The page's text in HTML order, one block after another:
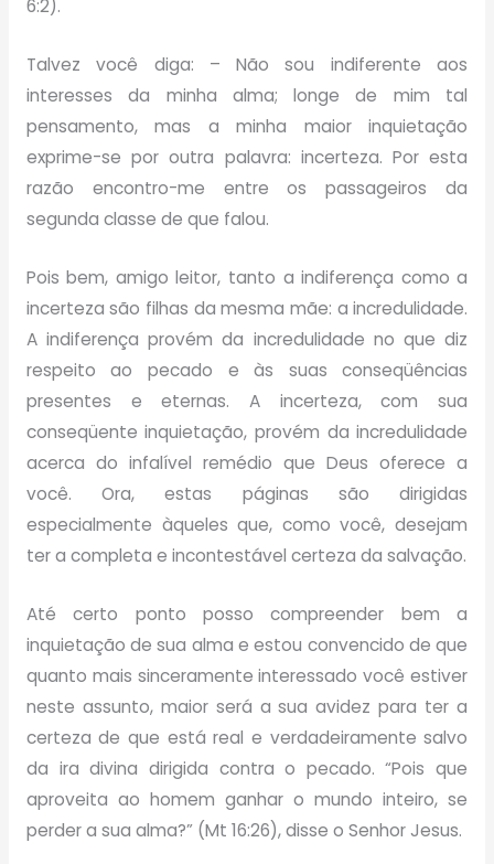
6:2).
Talvez você diga: – Não sou indiferente aos
interesses da minha alma; longe de mim tal
pensamento, mas a minha maior inquietação
exprime-se por outra palavra: incerteza. Por esta
razão encontro-me entre os passageiros da
segunda classe de que falou.
Pois bem, amigo leitor, tanto a indiferença como a
incerteza são filhas da mesma mãe: a incredulidade.
A indiferença provém da incredulidade no que diz
respeito ao pecado e às suas conseqüências
presentes e eternas. A incerteza, com sua
conseqüente inquietação, provém da incredulidade
acerca do infalível remédio que Deus oferece a
você. Ora, estas páginas são dirigidas
especialmente àqueles que, como você, desejam
ter a completa e incontestável certeza da salvação.
Até certo ponto posso compreender bem a
inquietação de sua alma e estou convencido de que
quanto mais sinceramente interessado você estiver
neste assunto, maior será a sua avidez para ter a
certeza de que está real e verdadeiramente salvo
da ira divina dirigida contra o pecado. “Pois que
aproveita ao homem ganhar o mundo inteiro, se
perder a sua alma?” (Mt 16:26), disse o Senhor Jesus.